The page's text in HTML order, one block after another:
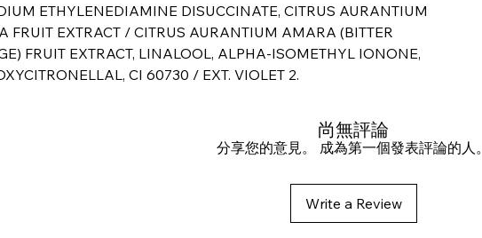
ETHYLENEDIAMINE DISUCCINATE, CITRUS AURANTIUM
FRUIT EXTRACT / CITRUS AURANTIUM AMARA (BITTER
FRUIT EXTRACT, LINALOOL, ALPHA-ISOMETHYL IONONE,
CI 60730 / EXT. VIOLET 2.
尚無評論
分享您的意見。 成為第一個發表評論的人。
Write a Review